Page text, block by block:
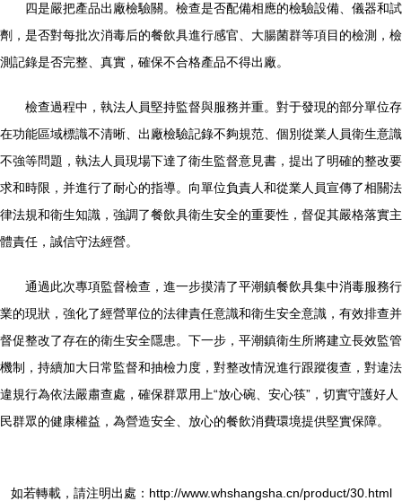
四是嚴把產品出廠檢驗關。檢查是否配備相應的檢驗設備、儀器和試
劑，是否對每批次消毒后的餐飲具進行感官、大腸菌群等項目的檢測，檢
測記錄是否完整、真實，確保不合格產品不得出廠。
檢查過程中，執法人員堅持監督與服務并重。對于發現的部分單位存
在功能區域標識不清晰、出廠檢驗記錄不夠規范、個別從業人員衛生意識
不強等問題，執法人員現場下達了衛生監督意見書，提出了明確的整改要
求和時限，并進行了耐心的指導。向單位負責人和從業人員宣傳了相關法
律法規和衛生知識，強調了餐飲具衛生安全的重要性，督促其嚴格落實主
體責任，誠信守法經營。
通過此次專項監督檢查，進一步摸清了平潮鎮餐飲具集中消毒服務行
業的現狀，強化了經營單位的法律責任意識和衛生安全意識，有效排查并
督促整改了存在的衛生安全隱患。下一步，平潮鎮衛生所將建立長效監管
機制，持續加大日常監督和抽檢力度，對整改情況進行跟蹤復查，對違法
違規行為依法嚴肅查處，確保群眾用上“放心碗、安心筷”，切實守護好人
民群眾的健康權益，為營造安全、放心的餐飲消費環境提供堅實保障。
如若轉載，請注明出處：http://www.whshangsha.cn/product/30.html